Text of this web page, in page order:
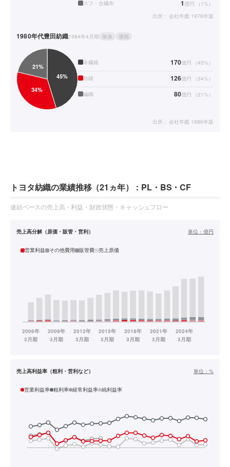
スフ・合繊布 1億円 （ 1%）
出所： 会社年鑑 1976年版
1980年代豊田紡織1984年4月期 単体 通期
非繊維 170億円 （45%）
紡績 126億円 （34%）
編織 80億円 （21%）
出所： 会社年鑑 1986年版
トヨタ紡織の業績推移（21ヵ年）：PL・BS・CF
連結ベースの売上高・利益・財政状態・キャッシュフロー
売上高分解（原価・販管・営利） 単位： 億円
営業利益 その他費用 販管費 売上原価
売上高利益率（粗利・営利など） 単位： %
営業利益率 粗利率 経常利益率 純利益率